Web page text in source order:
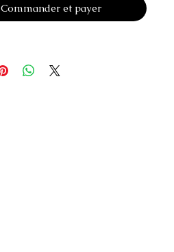
Commander et payer